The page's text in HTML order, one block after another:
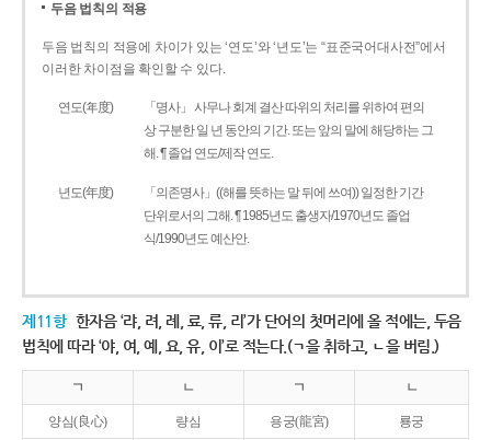
두음 법칙의 적용
두음 법칙의 적용에 차이가 있는 ‘연도’와 ‘년도’는 “표준국어대사전”에서
이러한 차이점을 확인할 수 있다.
연도(年度)
「명사」 사무나 회계 결산 따위의 처리를 위하여 편의
상 구분한 일 년 동안의 기간. 또는 앞의 말에 해당하는 그
해. ¶ 졸업 연도/제작 연도.
년도(年度)
「의존명사」((해를 뜻하는 말 뒤에 쓰여)) 일정한 기간
단위로서의 그해. ¶ 1985년도 출생자/1970년도 졸업
식/1990년도 예산안.
제11항 한자음 ‘랴, 려, 례, 료, 류, 리’가 단어의 첫머리에 올 적에는, 두음
법칙에 따라 ‘야, 여, 예, 요, 유, 이’로 적는다.(ㄱ을 취하고, ㄴ을 버림.)
ㄱ ㄴ ㄱ ㄴ
양심(良心) 량심 용궁(龍宮) 룡궁